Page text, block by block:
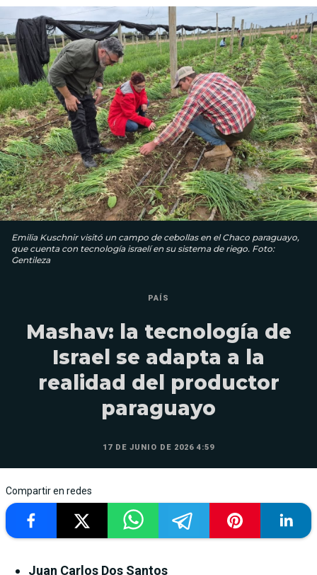
Emilia Kuschnir visitó un campo de cebollas en el Chaco paraguayo,
que cuenta con tecnología israelí en su sistema de riego. Foto:
Gentileza
PAÍS
Mashav: la tecnología de
Israel se adapta a la
realidad del productor
paraguayo
17 DE JUNIO DE 2026 4:59
Compartir en redes
Juan Carlos Dos Santos